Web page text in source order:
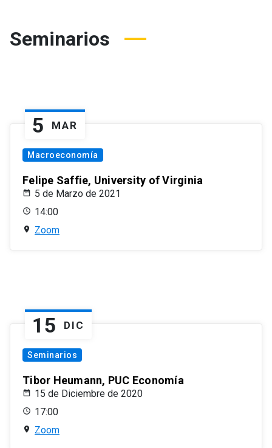
Seminarios
5 MAR
Macroeconomía
Felipe Saffie, University of Virginia
5 de Marzo de 2021
14:00
Zoom
15 DIC
Seminarios
Tibor Heumann, PUC Economía
15 de Diciembre de 2020
17:00
Zoom